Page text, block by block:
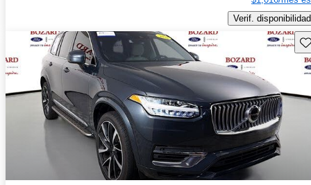
Verif. disponibilidad